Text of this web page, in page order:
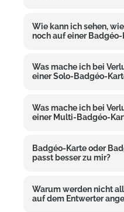
Wie kann ich sehen,
noch auf einer
Was mache ich bei
einer Solo-Badgéo-
Was mache ich bei
einer Multi-Badgéo-
Badgéo-Karte oder
passt besser zu mir?
Warum werden nicht
auf dem Entwerter